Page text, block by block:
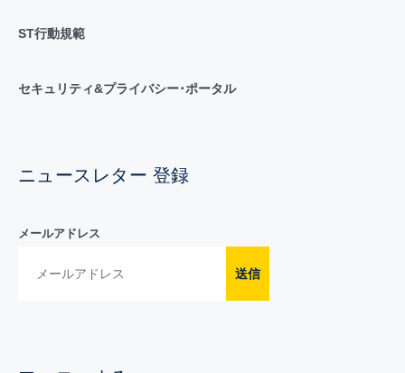
ST行動規範
セキュリティ&プライバシー･ポータル
ニュースレター 登録
メールアドレス
送信